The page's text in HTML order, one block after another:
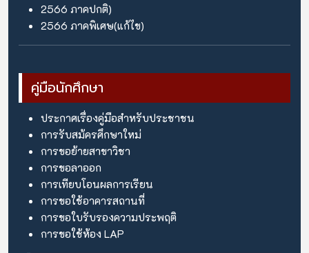
2566 ภาคปกติ)
2566 ภาคพิเศษ(แก้ไข)
คู่มือนักศึกษา
ประกาศเรื่องคู่มือสำหรับประชาชน
การรับสม้ครศึกษาใหม่
การขอย้ายสาขาวิชา
การขอลาออก
การเทียบโอนผลการเรียน
การขอใช้อาคารสถานที่
การขอใบรับรองความประพฤติ
การขอใช้ห้อง LAP